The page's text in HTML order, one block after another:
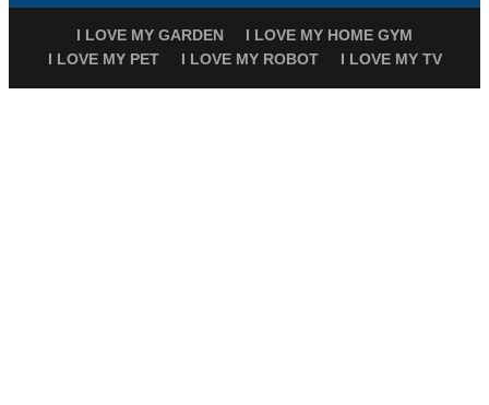
I LOVE MY GARDEN
I LOVE MY HOME GYM
I LOVE MY PET
I LOVE MY ROBOT I LOVE MY TV